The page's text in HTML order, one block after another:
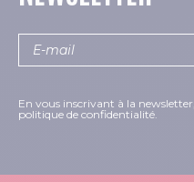
En vous inscrivant à la
politique de confidentialité.